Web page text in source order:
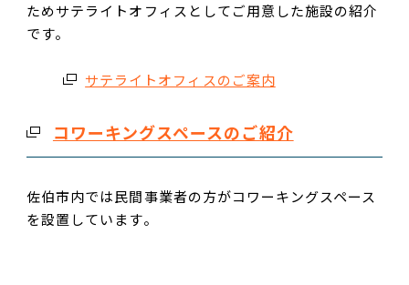
ためサテライトオフィスとしてご用意した施設の紹介
です。
サテライトオフィスのご案内
コワーキングスペースのご紹介
佐伯市内では民間事業者の方がコワーキングスペース
を設置しています。